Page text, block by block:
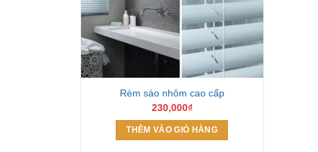
Rèm sáo nhôm cao cấp
230,000₫
THÊM VÀO GIỎ HÀNG